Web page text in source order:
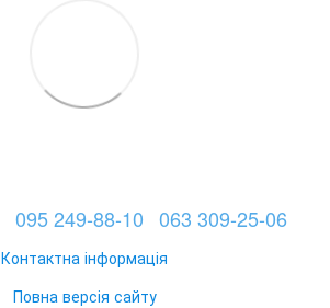
095 249-88-10 063 309-25-06
Контактна інформація
Повна версія сайту